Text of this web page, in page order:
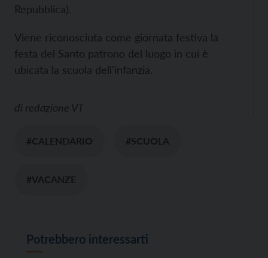
Repubblica).
Viene riconosciuta come giornata festiva la
festa del Santo patrono del luogo in cui è
ubicata la scuola dell’infanzia.
di redazione VT
#CALENDARIO #SCUOLA
#VACANZE
Potrebbero interessarti